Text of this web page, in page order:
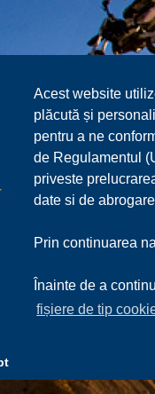
Acest website
plăcută și
pentru a ne
de Regulamentul
priveste
date si de
Prin continuarea
Înainte de a
fișiere de tip